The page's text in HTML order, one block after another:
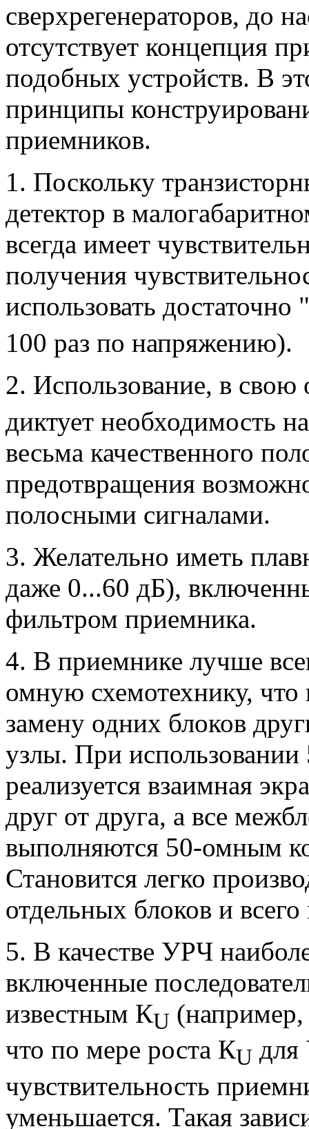
сверхрегенераторов, до
отсутствует концепция
подобных устройств. В
принципы
приемников.
1. Поскольку
детектор в
всегда имеет
получения
использовать
100 раз по напряжению).
2. Использование, в
диктует необходимость
весьма качественного
предотвращения
полосными сигналами.
3. Желательно иметь
даже 0...60 дБ),
фильтром приемника.
4. В приемнике лучше
омную схемотехнику, что
замену одних блоков
узлы. При
реализуется взаимная
друг от друга, а все
выполняются 50-омным
Становится легко
отдельных блоков и
5. В качестве УРЧ
включенные
известным КU
что по мере роста КU для
чувствительность
уменьшается. Такая